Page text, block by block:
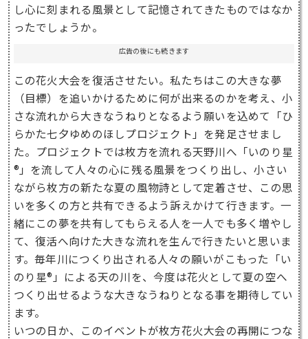
し心に刻まれる風景として記憶されてきたものではなか
ったでしょうか。
広告の後にも続きます
この花火大会を復活させたい。私たちはこの大きな夢
（目標）を追いかけるために何が出来るのかを考え、小
さな流れから大きなうねりとなるよう願いを込めて「ひ
らかた七夕ゆめのほしプロジェクト」を発足させまし
た。プロジェクトでは枚方を流れる天野川へ「いのり星
®」を流して人々の心に残る風景をつくり出し、小さい
ながら枚方の新たな夏の風物詩として定着させ、この思
いを多くの方と共有できるよう訴えかけて行きます。一
緒にこの夢を共有してもらえる人を一人でも多く増やし
て、復活へ向けた大きな流れを生んで行きたいと思いま
す。毎年川につくり出される人々の願いがこもった「い
のり星®」による天の川を、今度は花火として夏の空へ
つくり出せるような大きなうねりとなる事を期待してい
ます。
いつの日か、このイベントが枚方花火大会の再開につな